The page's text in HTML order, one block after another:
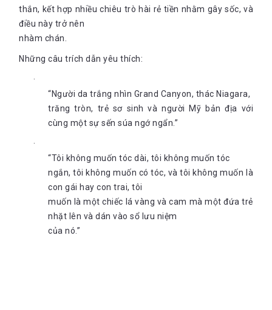
thắn, kết hợp nhiều chiêu trò hài rẻ tiền nhằm gây sốc, và
điều này trở nên
nhàm chán.
Những câu trích dẫn yêu thích:
“Người da trắng nhìn Grand Canyon, thác Niagara,
trăng tròn, trẻ sơ sinh và người Mỹ bản địa với
cùng một sự sến súa ngớ ngẩn.”
“Tôi không muốn tóc dài, tôi không muốn tóc
ngắn, tôi không muốn có tóc, và tôi không muốn là
con gái hay con trai, tôi
muốn là một chiếc lá vàng và cam mà một đứa trẻ
nhặt lên và dán vào sổ lưu niệm
của nó.”